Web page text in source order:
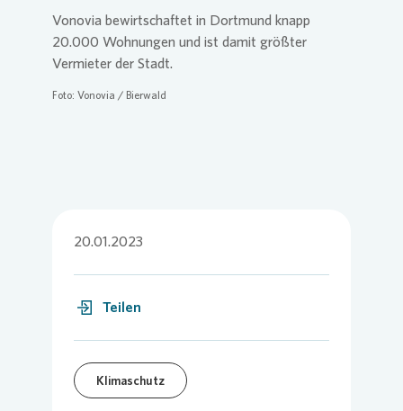
Vonovia bewirtschaftet in Dortmund knapp
20.000 Wohnungen und ist damit größter
Vermieter der Stadt.
Foto: Vonovia / Bierwald
20.01.2023
Teilen
Klimaschutz